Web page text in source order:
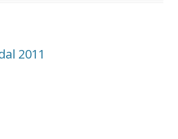
2011